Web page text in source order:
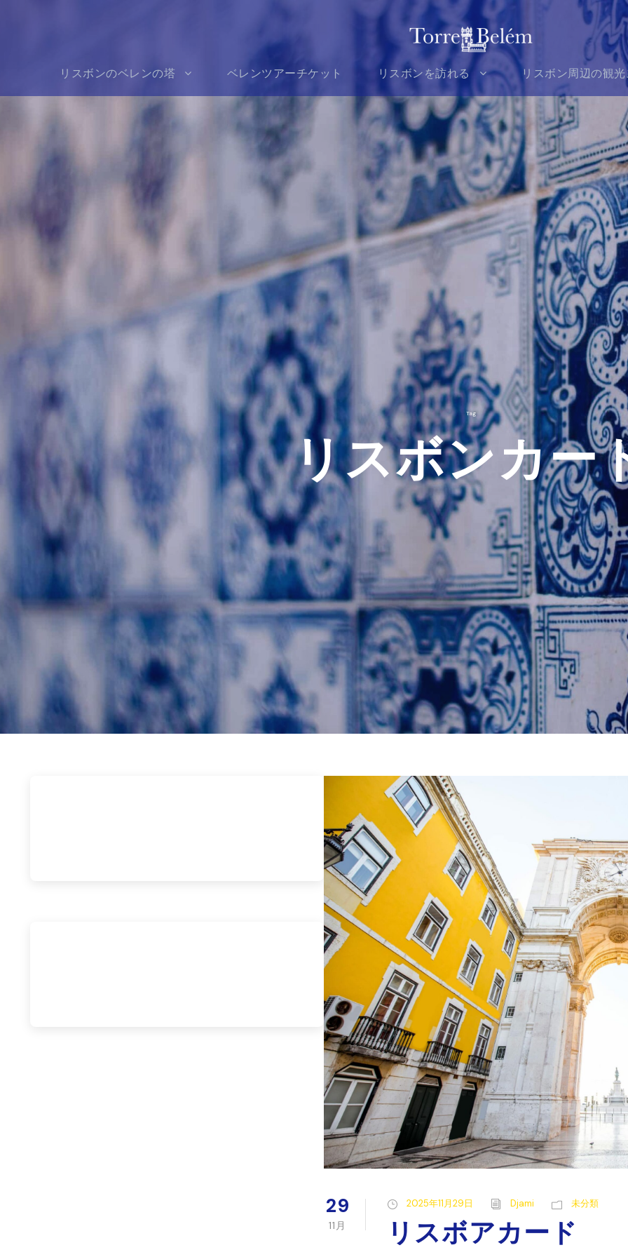
リスボンのベレンの塔 ベレンツアーチケット リスボンを訪れる リスボン周辺の観
Tag
リスボンカー
29
11月
2025年11月29日 Djami 未分類
リスボアカード